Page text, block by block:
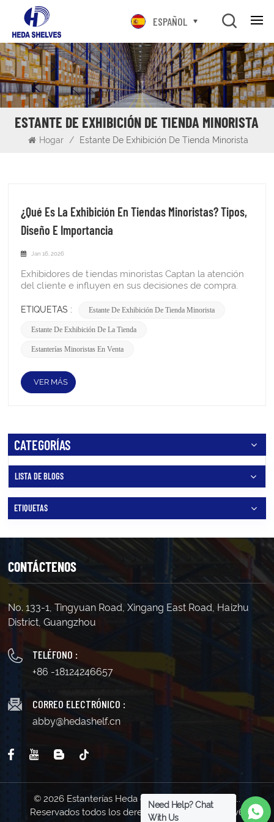
ESPAÑOL
ESTANTE DE EXHIBICIÓN DE TIENDA MINORISTA
Hogar / Estante De Exhibición De Tienda Minorista
¿Qué Es La Exhibición En Tiendas Minoristas? Tipos,
Diseño E Importancia
Jan 16, 2026
Exhibidores de tiendas minoristas Captan la atención del cliente e influyen en sus decisiones de compra. Organizan los productos y mejoran el ambiente de compra. Los expositores eficaces impulsan las ventas al destacar la mercancía estratégicamente. Definición de la exhibición en tiendas minoristas Los expositores de tiendas minoristas se refieren a los elementos y arreglos que presentan los productos a los compradores. Estos incluyen estanterías, estantes y stands diseñados para mayor visibilidad y accesibilidad. Los expositores, un componente esencial, sirven de soporte para artículos como ropa, comestibles o productos electrónicos. El visual merchandising integra estos elementos para crear diseños atractivos que guían el flujo de clientes. Los expositores minoristas abordan necesidades prácticas, como la gestión de inventario en almacenes. Garantizan que los productos se mantengan organizados, reduciendo el riesgo de manipulación incorrecta del stock. En tiendas con mucho tráfico, los expositores resistentes previenen accidentes causados ​​por configuraciones inestables.. La importancia de los expositores minoristasLos expositores minoristas funcionan como herramientas estratégicas en los negocios, posicionando los productos para captar la atención del comprador, guiar el movimiento por las tiendas e incentivar la compra. Aprovechan elementos visuales como la disposición, la iluminación, el color y la señalización para evocar emociones, destacar promociones y reducir el esfuerzo de decisión. La ubicación aprovecha los hábitos del comprador, como girar a la derecha al entrar en el 90% de los casos, para dirigir la atención hacia los productos de alto margen. Los expositores funcionan creando jerarquías donde los productos destacan, utilizando principios como el minimalismo para evitar el desorden y funciones interactivas como los códigos QR para una mayor interacción. En el ámbito operativo, optimizan el espacio, monitorizan el rendimiento mediante métricas de aumento de ventas y se adaptan mediante pruebas para alinearse con los objetivos comerciales. Tipos de expositores para comercios minoristas Los expositores para tiendas varían según las necesidades de los productos y la distribución de la tienda. Los principales tipos incluyen: Estantería tipo góndola Una estantería tipo góndola estándar con estantes ajustables, dispuestos en secciones modulares y perfecta para exhibir una amplia gama de productos en los pasillos. Bastidores de pared Los estantes de pared realzan y resaltan los productos almacenados. Presentan una variedad de artículos en sistemas de paneles de listones o tableros perforados dispuestos verticalmente. Estante de exhibición independiente Un exhibidor independiente con soporte giratorio o de rejilla es perfecto para que las tiendas minoristas exhiban productos que permitan un acceso de 360 ​​grados. Estante de mostradorLos estantes de mostrador están diseñados para contener diversos productos más pequeños en una formación compacta. Expositores de tapas finales Los expositores de extremo se ubican en los extremos de los pasillos y están diseñados para aumentar la visibilidad de promociones como productos destacados. Contenedores de basura Los contenedores de basura son una forma eficiente de aprovechar el espacio. Permiten a los clientes acceder rápidamente a una variedad de artículos con descuento de forma rápida y sencilla. Percheros para ropa Los percheros para ropa están especializados en prendas de vestir e incluyen diseños con ruedas o de varios niveles, perfectos para exhibir la ropa de manera organizada. Cada tipo aborda riesgos específicos, como la inestabilidad en unidades independientes, al incorporar bases reforzadas. TipoMejor usoCapacidad de carga (kg/estante)Opciones de materialesEstanterías tipo góndolaPasillos, artículos pesados50-120Metal, maderaMontado en la paredEspacio vertical30-50Paneles de listones, tableros perforadosIndependienteÁreas abiertas40-80Alambre, acrílicoEncimeraCajas10-30Alambre, plásticoTapa finalPromociones50-100MetalContenedores de basuraVentas al por mayor20-50Cartón, alambrePercheros para ropaVestir40-60Tubos de metal Principios de diseño para exhibidores de tiendas minoristas Los principios de diseño maximizan la efectividad de la exhibición. Priorizan el equilibrio, donde los elementos se distribuyen uniformemente para evitar la sobrecarga visual. Utilizan la armonía mediante colores y materiales consistentes para reforzar la imagen de marca. La proporción garantiza que los expositores tengan la escala adecuada: los estantes altos se adaptan a tiendas espaciosas, mientras que los compactos se adaptan a espacios reducidos. El movimiento guía la vista mediante líneas curvas o estantes escalonados, dirigiendo la atención a los productos clave. La psicología del color influye: los tonos cálidos revitalizan, los fríos calman. La iluminación mejora la visibilidad; los focos LED resaltan los detalles, reduciendo las sombras que oscurecen los objetos. La señalización dirige el flujo, con etiquetas claras que evitan confusiones. Evite el desorden espaciando los productos para facilitar el acceso. La experiencia práctica enfatiza la comprobación de la estabilidad de los diseños, ya que los montantes débiles fallan bajo carga. Los mejores expositores para diferentes tiendas minoristas La selección depende del tipo de tienda. Los supermercados prefieren Estanterías tipo góndola para mercancías de gran volumenCon capacidad para 100-200 kg por compartimento. Las tiendas de conveniencia optan por estanterías de mostrador para impulsar las compras impulsivas, como las de snacks. Los minoristas de ropa utilizan percheros Para una navegación fácil, con alturas ajustables que se adaptan a diferentes tamaños. Las tiendas de electrónica utilizan vitrinas con cerraduras de seguridad, lo que minimiza el riesgo de robo. Tiendas especializadas, como Puntos de venta de joyería: elija soportes de acrílico para mayor elegancia y visibilidad.Las ferreterías dependen de estanterías de alambre de alta resistencia, que soportan herramientas de hasta 150 kg. En todos los casos, priorice la seguridad: los montantes deben anclarse firmemente, según estándares como las pautas SEMA, para soportar los impactos. Los mejores expositores para diferentes tiendas minoristas Los expositores ayudan a las tiendas a presentar sus productos de forma ordenada y atractiva. Cuando los artículos son fáciles de ver y alcanzar, los clientes se sienten cómodos comprando y son más propensos a comprar. Cada tienda minorista necesita diferentes tipos de expositores. A continuación, se presenta una guía sencilla que explica los mejores expositores para diferentes tiendas minoristas y cómo utilizarlos. Supermercados y tiendas de comestiblesLas estanterías tipo góndola son el tipo de exhibición más común en los supermercados. Se colocan en filas para facilitar el paso a los clientes. Los expositores de cabecera se encuentran al final de los pasillos y se utilizan para mostrar ofertas o artículos populares. Las cestas de alambre se suelen usar para productos sueltos o con descuento, para que los clientes puedan elegirlos fácilmente. Estantes de exhibición comunes: Estanterías de góndolaExhibidores de tapas finalesCestas de alambre Tiendas de ropa y modaLos percheros mantienen la ropa organizada para que los clientes puedan explorarla cómodamente. Los percheros de pared ahorran espacio y mantienen la tienda limpia y ordenada. Los maniquíes muestran conjuntos completos, lo que ayuda a los compradores a ver cómo se ve la ropa al usarla, facilitando así la decisión de compra. Recomendar estante de exhibiciónPercheros para ropaExpositores de paredSoportes de maniquí Tiendas de electrónica Los estantes de paneles laminados se utilizan para colgar accesorios de forma ordenada. Las vitrinas protegen los artículos caros y los mantienen visibles. Las mesas de demostración permiten a los clientes tocar y probar los productos, lo que les da confianza antes de comprarlos. Recomendar estantes de exhibición: Estantes para paneles de listonesVitrinas de cristalMesas de demostración de productos Farmacias y tiendas de salud Los estantes para medicamentos mantienen los productos claramente ordenados para que los clientes puedan encontrarlos rápidamente. Los expositores de mostrador se utilizan para productos sanitarios pequeños, ubicados cerca del área de facturación. Los gabinetes de seguridad se utilizan para medicamentos que requieren acceso controlado sin perder visibilidad. Recomendar estante de exhibiciónEstantes para refrigeriosExhibidores de tableros perforadosEstantes para mostradores de caja Tiendas de decoración y muebles para el hogar Los estantes abiertos muestran los artículos de decoración del hogar de forma clara y ordenada. Los expositores de plataforma elevan ligeramente los productos para que destaquen. Los expositores tipo habitación ayudan a los clientes a imaginar cómo lucirán los productos en sus propios hogares, haciendo la compra más agradable. Estantes de exhibición comunes:Estantes abiertosExhibiciones de plataformaExhibiciones estilo habitación TipoMejor usoCapacidad de carga (kg/estante)Opciones de materialesEstanterías tipo góndolaPasillos, artículos pesados50-120Metal, maderaMontado en la paredEspacio vertical30-50Paneles de listones, tableros perforadosIndependienteÁreas abiertas40-80Alambre, acrílicoEncimeraCajas10-30Alambre, plásticoTapa finalPromociones50-100MetalContenedores de basuraVentas al por mayor20-50Cartón, alambrePercheros para ropaVestir40-60Tubos de metal Cómo convertir un buen expositor en uno excelente: Consejos de exhibición Evaluar y analizar las visualizaciones actuales Comience por evaluar los arreglos existentes. Monitoree los patrones de tráfico peatonal para identificar las zonas de mayor interacción. Utilice los datos de ventas para identificar las áreas de bajo rendimiento: los expositores que generan un 20 % menos de ingresos indican la necesidad de cambios.
ETIQUETAS : Estante De Exhibición De Tienda Minorista
Estante De Exhibición De La Tienda
Estanterías Minoristas En Venta
VER MÁS
CATEGORÍAS
LISTA DE BLOGS
ETIQUETAS
CONTÁCTENOS
No. 133-1, Tingyuan Road, Xingang East Road, Haizhu
District, Guangzhou
TELÉFONO :
+86 -18124246657
CORREO ELECTRÓNICO :
abby@hedashelf.cn
© 2026 Estanterías Heda de Guangzhou Co., Ltd..
Reservados todos los derechos . | Soporta red IPv6
Need Help? Chat
With Us